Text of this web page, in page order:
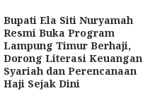
Bupati Ela Siti Nuryamah
Resmi Buka Program
Lampung Timur Berhaji,
Dorong Literasi Keuangan
Syariah dan Perencanaan
Haji Sejak Dini